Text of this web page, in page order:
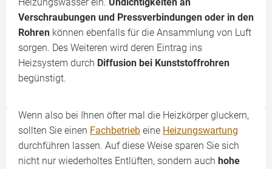
Verschraubungen und Pressverbindungen oder in den
Rohren können ebenfalls für die Ansammlung von Luft
sorgen. Des Weiteren wird deren Eintrag ins
Heizsystem durch Diffusion bei Kunststoffrohren
begünstigt.
Wenn also bei Ihnen öfter mal die Heizkörper gluckern,
sollten Sie einen Fachbetrieb eine Heizungswartung
durchführen lassen. Auf diese Weise sparen Sie sich
nicht nur wiederholtes Entlüften, sondern auch hohe